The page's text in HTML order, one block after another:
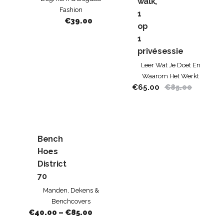
Fashion
€39.00
1
op
1
privésessie
Leer Wat Je Doet En
Waarom Het Werkt
€85.00
€65.00
Bench
Hoes
District
70
Manden, Dekens &
Benchcovers
€40.00 – €85.00